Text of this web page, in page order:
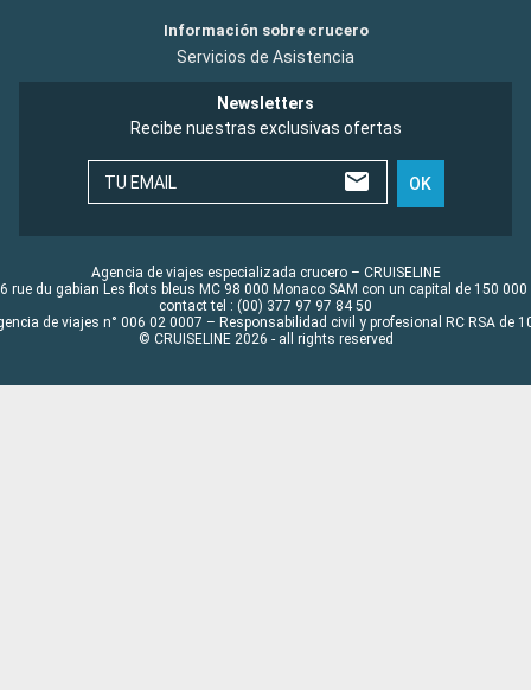
Información sobre crucero
Servicios de Asistencia
Newsletters
Recibe nuestras exclusivas ofertas
TU EMAIL OK
Agencia de viajes especializada crucero – CRUISELINE
rue du gabian Les flots bleus MC 98 000 Monaco SAM con un capital de 150 000
contact tel : (00) 377 97 97 84 50
de viajes n° 006 02 0007 – Responsabilidad civil y profesional RC RSA de
© CRUISELINE 2026 - all rights reserved